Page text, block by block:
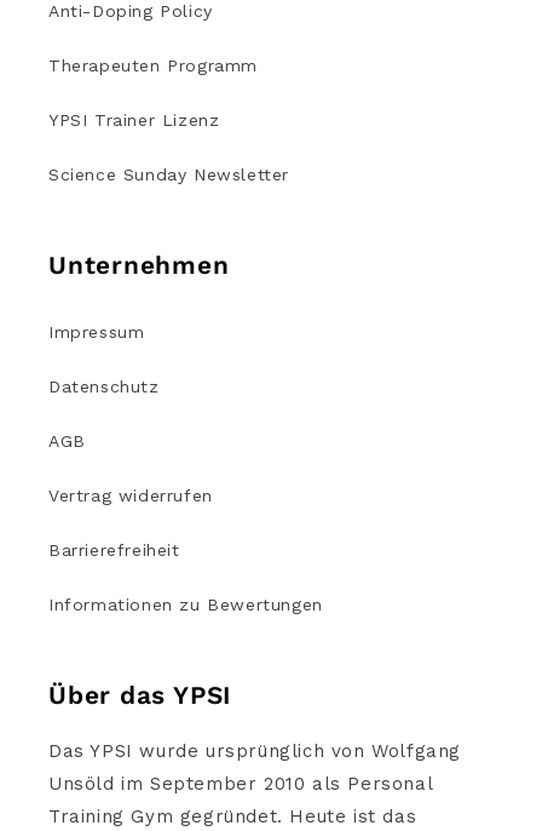
Anti-Doping Policy
Therapeuten Programm
YPSI Trainer Lizenz
Science Sunday Newsletter
Unternehmen
Impressum
Datenschutz
AGB
Vertrag widerrufen
Barrierefreiheit
Informationen zu Bewertungen
Über das YPSI
Das YPSI wurde ursprünglich von Wolfgang
Unsöld im September 2010 als Personal
Training Gym gegründet. Heute ist das